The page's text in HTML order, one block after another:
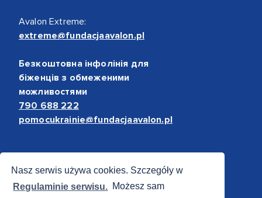
Nasz serwis używa cookies. Szczegóły w
Regulaminie serwisu. Możesz sam
Avalon Extreme:
extreme@fundacjaavalon.pl
Безкоштовна інфолінія для
біженців з обмеженими
можливостями
790 688 222
pomocukrainie@fundacjaavalon.pl
Bezpieczne płatności